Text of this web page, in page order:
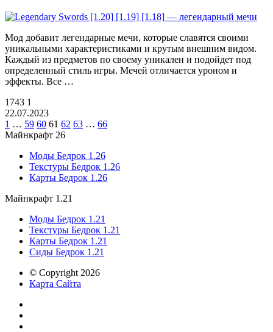
Мод добавит легендарные мечи, которые славятся своими
уникальными характеристиками и крутым внешним видом.
Каждый из предметов по своему уникален и подойдет под
определенный стиль игры. Мечей отличается уроном и
эффекты. Все …
1743 1
22.07.2023
1 … 59 60 61 62 63 … 66
Майнкрафт 26
Моды Бедрок 1.26
Текстуры Бедрок 1.26
Карты Бедрок 1.26
Майнкрафт 1.21
Моды Бедрок 1.21
Текстуры Бедрок 1.21
Карты Бедрок 1.21
Сиды Бедрок 1.21
© Copyright 2026
Карта Сайта